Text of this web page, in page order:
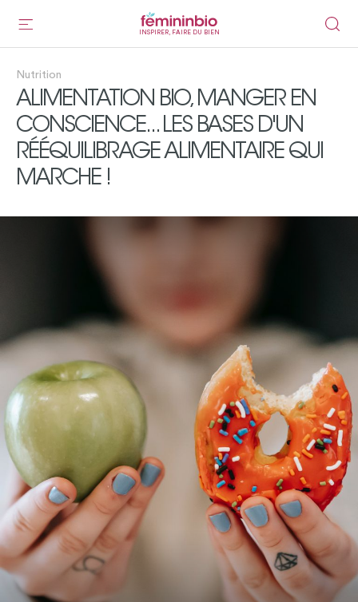
INSPIRER, FAIRE DU BIEN
Nutrition
ALIMENTATION BIO, MANGER EN
CONSCIENCE... LES BASES D'UN
RÉÉQUILIBRAGE ALIMENTAIRE QUI
MARCHE !